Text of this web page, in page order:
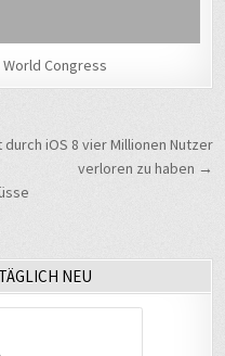
Congress
iOS 8 vier Millionen Nutzer
verloren zu haben →
NEU